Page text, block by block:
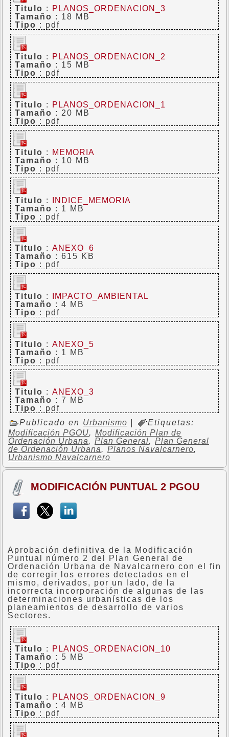
Titulo :
PLANOS_ORDENACION_3
Tamaño : 18 MB
Tipo : pdf
Titulo :
PLANOS_ORDENACION_2
Tamaño : 15 MB
Tipo : pdf
Titulo :
PLANOS_ORDENACION_1
Tamaño : 20 MB
Tipo : pdf
Titulo :
MEMORIA
Tamaño : 10 MB
Tipo : pdf
Titulo :
INDICE_MEMORIA
Tamaño : 1 MB
Tipo : pdf
Titulo :ANEXO_6
Tamaño : 615 KB
Tipo : pdf
Titulo :
IMPACTO_AMBIENTAL
Tamaño : 4 MB
Tipo : pdf
Titulo :ANEXO_5
Tamaño : 1 MB
Tipo : pdf
Titulo :ANEXO_3
Tamaño : 7 MB
Tipo : pdf
Publicado en Urbanismo
Etiquetas:
Modificación PGOU, Modificación Plan de
Ordenación Urbana, Plan General, Plan General
de Ordenación Urbana, Planos Navalcarnero,
Urbanismo Navalcarnero
MODIFICACIÓN PUNTUAL 2 PGOU
Aprobación definitiva de la Modificación
Puntual número 2 del Plan General de
Ordenación Urbana de Navalcarnero con el fin
de corregir los errores detectados en el
mismo, derivados, por un lado, de la
incorrecta incorporación de algunas de las
determinaciones urbanísticas de los
planeamientos de desarrollo de varios
Sectores.
Titulo :
PLANOS_ORDENACION_10
Tamaño : 5 MB
Tipo : pdf
Titulo :
PLANOS_ORDENACION_9
Tamaño : 4 MB
Tipo : pdf